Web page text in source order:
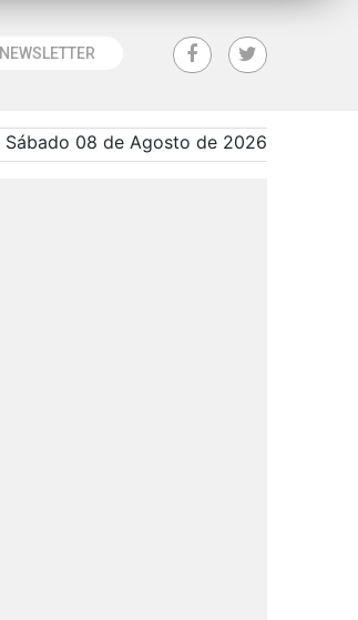
NEWSLETTER
Sábado 08 de Agosto de 2026